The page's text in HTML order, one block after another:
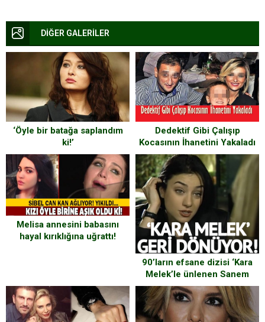
DİĞER GALERİLER
‘Öyle bir batağa saplandım
ki!’
Dedektif Gibi Çalışıp
Kocasının İhanetini Yakaladı
Melisa annesini babasını
hayal kırıklığına uğrattı!
90’ların efsane dizisi ‘Kara
Melek’le ünlenen Sanem
Çelik kamera karşısına o
popüler diziyle geri dönüyor!